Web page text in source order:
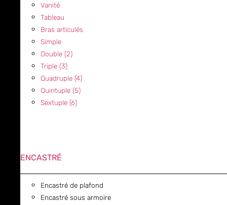
Vanité
Tableau
Bras articulés
Simple
Double (2)
Triple (3)
Quadruple (4)
Quintuple (5)
Sextuple (6)
ENCASTRÉ
Encastré de plafond
Encastré sous armoire